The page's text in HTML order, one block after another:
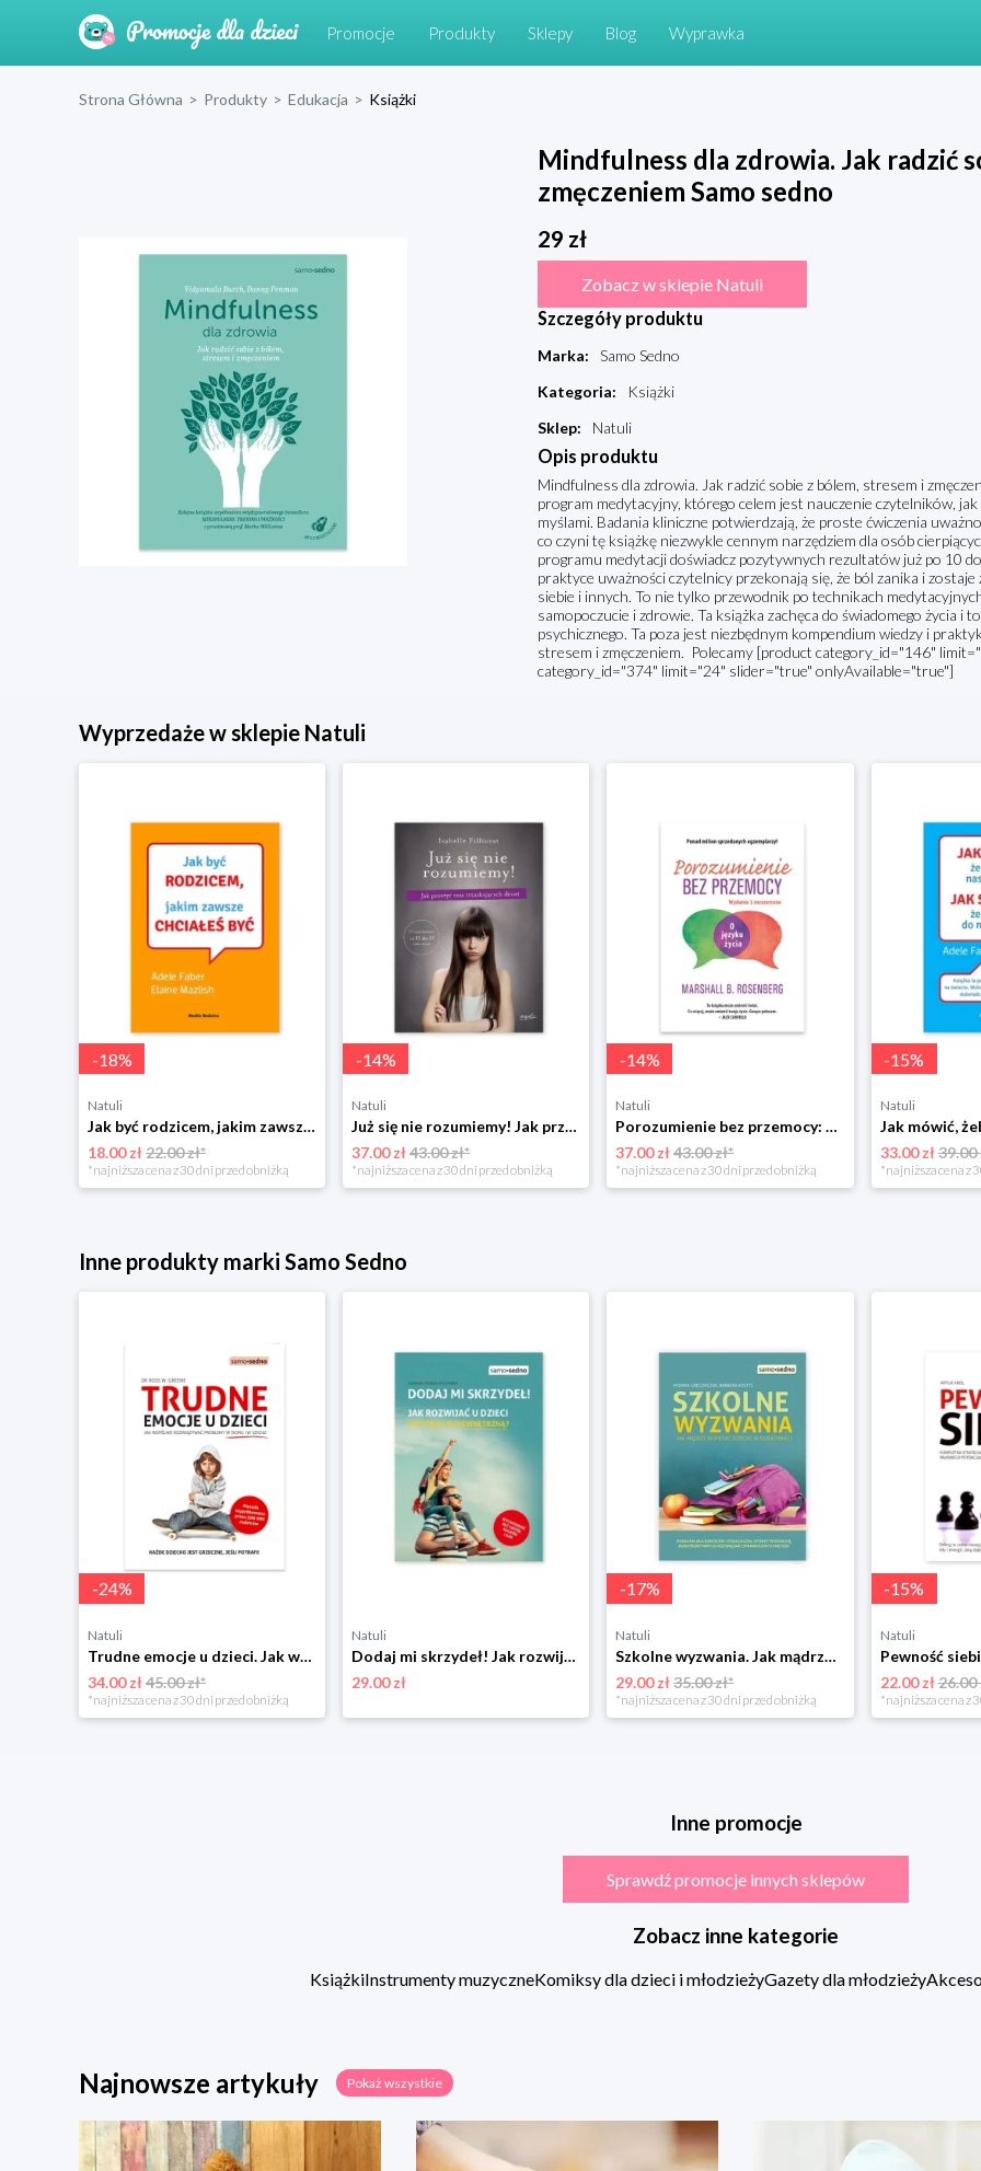
Promocje Produkty Sklepy Blog Wyprawka
Strona Główna > Produkty > Edukacja > Książki
Mindfulness dla zdrowia. Jak radzić
zmęczeniem Samo sedno
29 zł
Zobacz w sklepie Natuli
Szczegóły produktu
Marka:
Samo Sedno
Kategoria:
Książki
Sklep: Natuli
Opis produktu
Mindfulness dla zdrowia. Jak radzić sobie z bólem, stresem i
program medytacyjny, którego celem jest nauczenie czytelników,
myślami. Badania kliniczne potwierdzają, że proste ćwiczenia
co czyni tę książkę niezwykle cennym narzędziem dla osób
programu medytacji doświadcz pozytywnych rezultatów już po 10
praktyce uważności czytelnicy przekonają się, że ból zanika i
siebie i innych. To nie tylko przewodnik po technikach
samopoczucie i zdrowie. Ta książka zachęca do świadomego życia i
psychicznego. Ta poza jest niezbędnym kompendium wiedzy i
stresem i zmęczeniem. Polecamy [product category_id="146"
category_id="374" limit="24" slider="true" onlyAvailable="true"]
Wyprzedaże w sklepie Natuli
-18%
Natuli
Jak być rodzicem, jakim zawsze chciałeś być Media rodzina
18.00 zł22.00 zł*
*najniższa cena z 30 dni przed obniżką
-14%
Natuli
Już się nie rozumiemy! Jak przeżyć czas trzaskających drzwi Esprit
37.00 zł43.00 zł*
*najniższa cena z 30 dni przed obniżką
-14%
Natuli
Porozumienie bez przemocy: o języku życia Czarna owca
37.00 zł43.00 zł*
*najniższa cena z 30 dni przed obniżką
-15%
Natuli
33.00 zł39.00
*najniższa cena z
Inne produkty marki Samo Sedno
-24%
Natuli
Trudne emocje u dzieci. Jak wspólnie rozwiązywać problemy w domu i w szkole Samo sedno
34.00 zł45.00 zł*
*najniższa cena z 30 dni przed obniżką
Natuli
Dodaj mi skrzydeł! Jak rozwijać u dzieci motywację wewnętrzną Samo sedno
29.00 zł
-17%
Natuli
Szkolne wyzwania. Jak mądrze wspierać dziecko w dorastaniu? Samo sedno
29.00 zł35.00 zł*
*najniższa cena z 30 dni przed obniżką
-15%
Natuli
22.00 zł26.00
*najniższa cena z
Inne promocje
Sprawdź promocje innych sklepów
Zobacz inne kategorie
KsiążkiInstrumenty muzyczneKomiksy dla dzieci i młodzieżyGazety dla młodzieży
Najnowsze artykuły Pokaż wszystkie